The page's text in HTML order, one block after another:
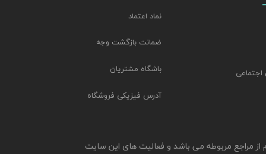
نماد اعتماد
ضمانت بازگشت وجه
باشگاه مشتریان
آدرس فیزیکی فروشگاه
از مراجع مربوطه می باشد و فعالیت های این سایت